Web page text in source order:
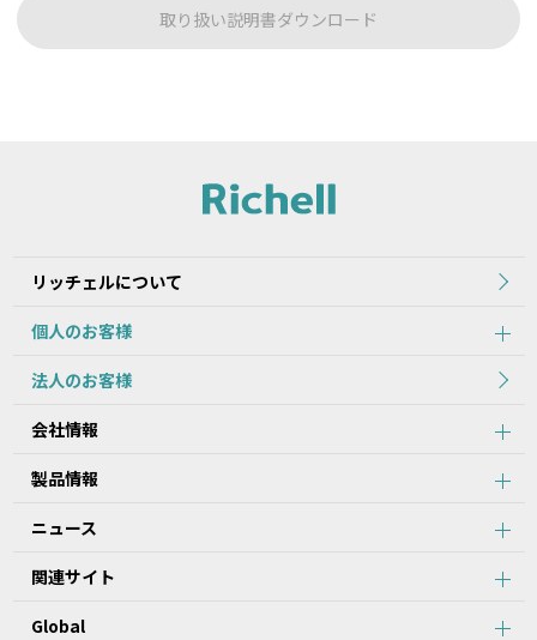
ない場合には本サービスをご利用いただけないものとします。
本サイトに公開されている本データ等は、原則として製品が発売さ
れた当初のものを掲載しています。
製品本体に同梱されている本データ等の内容と異なる場合がありま
す。
1.本データ等について、当該製品を購入されたお客様以外からのお
問い合わせにはお応えできない場合がありますことをご了承くださ
2.本サービスでは、すべての製品の本データ等を提供しているわけ
当該製品につき本データ等をご提供できない場合がありますので、
3.取扱説明書に記載の安全上のご注意は、本データ等が制作された
4.製品には、取扱説明書を補足するために、取扱説明書以外の印刷
取り扱い説明書ダウンロード
リッチェルについて
個人のお客様
法人のお客様
会社情報
製品情報
ニュース
関連サイト
Global